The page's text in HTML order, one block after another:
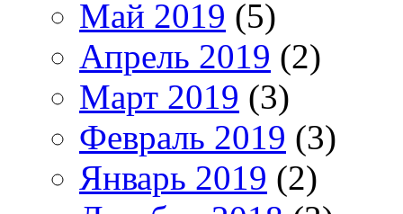
Май 2019 (5)
Апрель 2019 (2)
Март 2019 (3)
Февраль 2019 (3)
Январь 2019 (2)